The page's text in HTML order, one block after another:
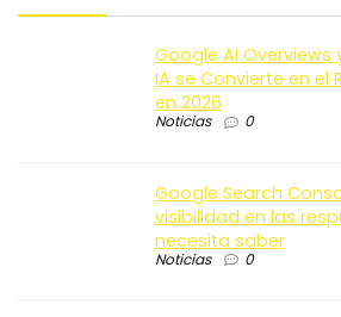
Google AI Overviews
IA se Convierte en el
en 2026
Noticias 0
Google Search
visibilidad en las
necesita saber
Noticias 0